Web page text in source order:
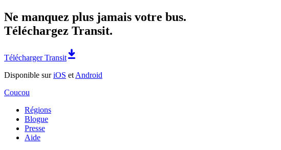
Ne manquez plus jamais votre bus.
Téléchargez Transit.
Télécharger Transit
Disponible suriOS et Android
Coucou
Régions
Blogue
Presse
Aide